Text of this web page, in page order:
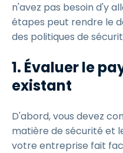
n'avez pas besoin d'y
étapes peut rendre le
des politiques de
1. Évaluer le
existant
D'abord, vous devez
matière de sécurité et
votre entreprise fait